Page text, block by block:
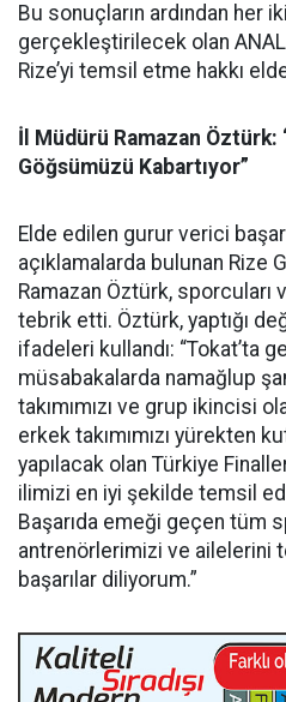
Bu sonuçların ardından her
gerçekleştirilecek olan
Rize’yi temsil etme hakkı
İl Müdürü Ramazan
Göğsümüzü Kabartıyor”
Elde edilen gurur verici
açıklamalarda bulunan Rize
Ramazan Öztürk,
tebrik etti. Öztürk, yaptığı
ifadeleri kullandı: “Tokat’ta
müsabakalarda namağlup
takımımızı ve grup ikincisi
erkek takımımızı yürekten
yapılacak olan Türkiye
ilimizi en iyi şekilde temsil
Başarıda emeği geçen tüm
antrenörlerimizi ve ailelerini
başarılar diliyorum.”